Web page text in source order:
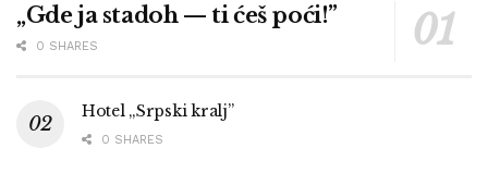
„Gde ja stadoh — ti ćeš poći!”
0 SHARES
Hotel „Srpski kralj”
0 SHARES